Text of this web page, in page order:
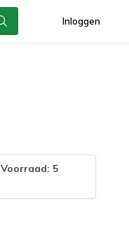
Inloggen
Voorraad: 5